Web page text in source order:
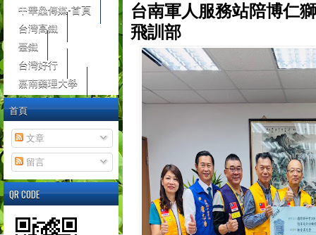
台南軍人服務站陪博仁
飛訓部
中華鱻傳媒-首頁
台灣高鐵
臺鐵
台灣好行
嘉南藥理大學
首頁
文章
留言
QR CODE